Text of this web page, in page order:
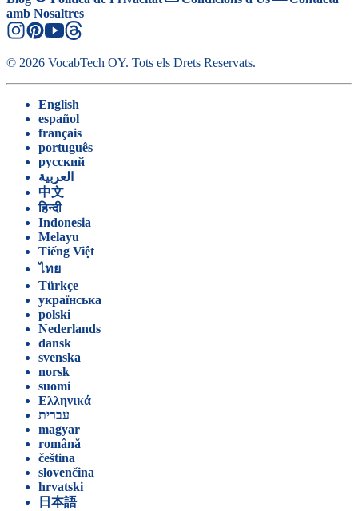
amb Nosaltres
© 2026 VocabTech OY. Tots els Drets Reservats.
English
español
français
português
русский
العربية
中文
हिन्दी
Indonesia
Melayu
Tiếng Việt
ไทย
Türkçe
українська
polski
Nederlands
dansk
svenska
norsk
suomi
Ελληνικά
עברית
magyar
română
čeština
slovenčina
hrvatski
日本語